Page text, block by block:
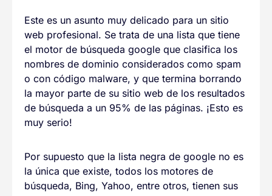
Este es un asunto muy delicado para un sitio
web profesional. Se trata de una lista que tiene
el motor de búsqueda google que clasifica los
nombres de dominio considerados como spam
o con código malware, y que termina borrando
la mayor parte de su sitio web de los resultados
de búsqueda a un 95% de las páginas. ¡Esto es
muy serio!
Por supuesto que la lista negra de google no es
la única que existe, todos los motores de
búsqueda, Bing, Yahoo, entre otros, tienen sus